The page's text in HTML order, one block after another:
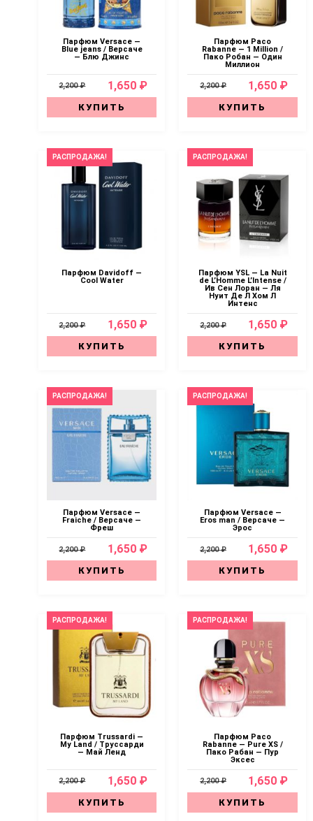
Парфюм Versace —
Blue jeans / Версаче
— Блю Джинс
2,200 ₽ 1,650 ₽
КУПИТЬ
Парфюм Paco
Rabanne — 1 Мillion /
Пако Робан — Один
Миллион
2,200 ₽ 1,650 ₽
КУПИТЬ
РАСПРОДАЖА!
Парфюм Davidoff —
Cool Water
2,200 ₽ 1,650 ₽
КУПИТЬ
РАСПРОДАЖА!
Парфюм YSL — La Nuit
de L’Homme L’Intense /
Ив Сен Лоран — Ля
Нуит Де Л Хом Л
Интенс
2,200 ₽ 1,650 ₽
КУПИТЬ
РАСПРОДАЖА!
Парфюм Versace —
Fraiche / Версаче —
Фреш
2,200 ₽ 1,650 ₽
КУПИТЬ
РАСПРОДАЖА!
Парфюм Versace —
Eros man / Версаче —
Эрос
2,200 ₽ 1,650 ₽
КУПИТЬ
РАСПРОДАЖА!
Парфюм Trussardi —
My Land / Труссарди
— Май Ленд
2,200 ₽ 1,650 ₽
КУПИТЬ
РАСПРОДАЖА!
Парфюм Paco
Rabanne — Pure XS /
Пако Рабан — Пур
Эксес
2,200 ₽ 1,650 ₽
КУПИТЬ